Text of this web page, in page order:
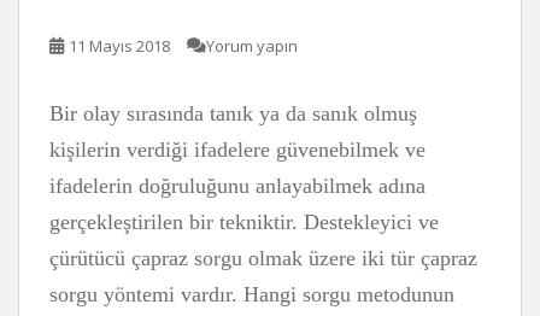
11 Mayıs 2018 Yorum yapın
Bir olay sırasında tanık ya da sanık olmuş
kişilerin verdiği ifadelere güvenebilmek ve
ifadelerin doğruluğunu anlayabilmek adına
gerçekleştirilen bir tekniktir. Destekleyici ve
çürütücü çapraz sorgu olmak üzere iki tür çapraz
sorgu yöntemi vardır. Hangi sorgu metodunun